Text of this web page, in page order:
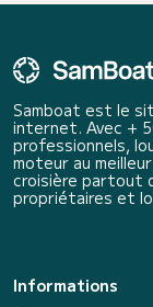
Samboat est le
internet. Avec +
professionnels,
moteur au
croisière partout
propriétaires et
Informations